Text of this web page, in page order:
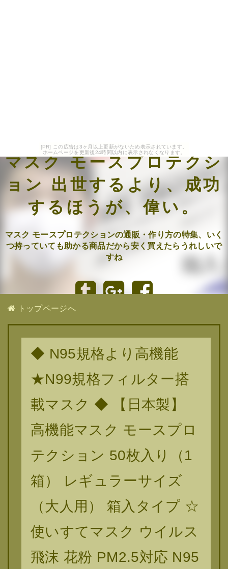
[PR] この広告は3ヶ月以上更新がないため表示されています。
ホームページを更新後24時間以内に表示されなくなります。
マスク モースプロテクシ
ョン 出世するより、成功
するほうが、偉い。
マスク モースプロテクションの通販・作り方の特集、いく
つ持っていても助かる商品だから安く買えたらうれしいで
すね
トップページへ
◆ N95規格より高機能
★N99規格フィルター搭
載マスク ◆ 【日本製】
高機能マスク モースプロ
テクション 50枚入り（1
箱） レギュラーサイズ
（大人用） 箱入タイプ ☆
使いすてマスク ウイルス
飛沫 花粉 PM2.5対応 N95